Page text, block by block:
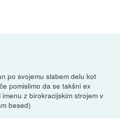
po svojemu slabem delu kot
pomislimo da se takšni ex
z birokracijskim strojem v
besed)